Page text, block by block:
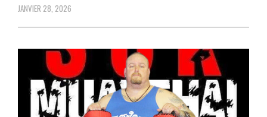
JANVIER 28, 2026